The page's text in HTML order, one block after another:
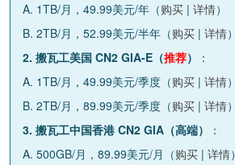
A. 1TB/月，49.99美元/年（购买 | 详情）
B. 2TB/月，52.99美元/半年（购买 | 详情）
2. 搬瓦工美国 CN2 GIA-E（推荐）
：
A. 1TB/月，49.99美元/季度（购买 | 详情）
B. 2TB/月，89.99美元/季度（购买 | 详情）
3. 搬瓦工中国香港 CN2 GIA（高端）
：
A. 500GB/月，89.99美元/月（购买 | 详情）